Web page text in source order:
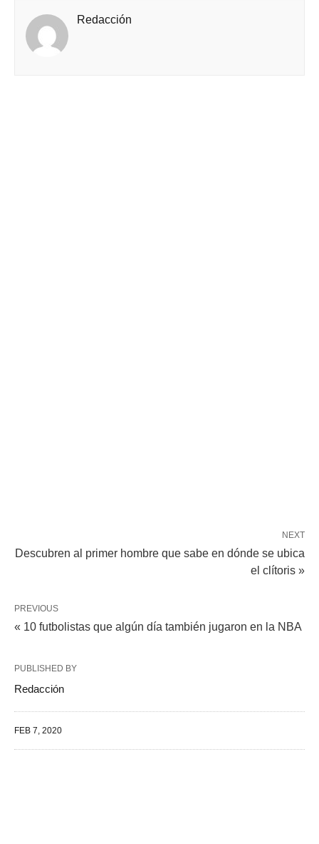
Redacción
NEXT
Descubren al primer hombre que sabe en dónde se ubica
el clítoris »
PREVIOUS
« 10 futbolistas que algún día también jugaron en la NBA
PUBLISHED BY
Redacción
FEB 7, 2020